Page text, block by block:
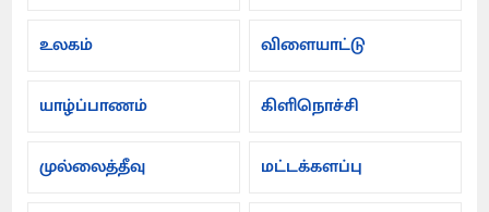
உலகம் விளையாட்டு
யாழ்ப்பாணம் கிளிநொச்சி
முல்லைத்தீவு மட்டக்களப்பு